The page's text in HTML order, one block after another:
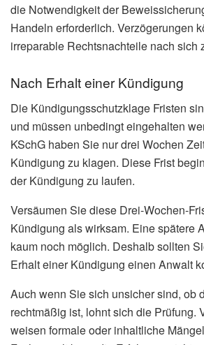
die Notwendigkeit der
Handeln erforderlich. Verzögerungen
irreparable Rechtsnachteile nach sich
Nach Erhalt einer Kündigung
Die Kündigungsschutzklage Fristen
und müssen unbedingt eingehalten
KSchG haben Sie nur drei Wochen
Kündigung zu klagen. Diese Frist
der Kündigung zu laufen.
Versäumen Sie diese Drei-Wochen-
Kündigung als wirksam. Eine spätere
kaum noch möglich. Deshalb sollten
Erhalt einer Kündigung einen Anwalt
Auch wenn Sie sich unsicher sind, ob
rechtmäßig ist, lohnt sich die Prüfung.
weisen formale oder inhaltliche